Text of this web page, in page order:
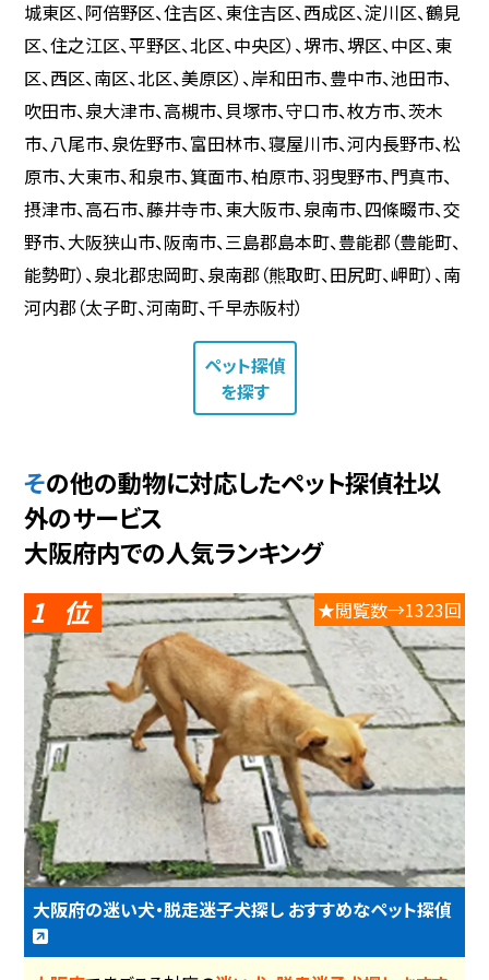
城東区、阿倍野区、住吉区、東住吉区、西成区、淀川区、鶴見
区、住之江区、平野区、北区、中央区）、堺市、堺区、中区、東
区、西区、南区、北区、美原区）、岸和田市、豊中市、池田市、
吹田市、泉大津市、高槻市、貝塚市、守口市、枚方市、茨木
市、八尾市、泉佐野市、富田林市、寝屋川市、河内長野市、松
原市、大東市、和泉市、箕面市、柏原市、羽曳野市、門真市、
摂津市、高石市、藤井寺市、東大阪市、泉南市、四條畷市、交
野市、大阪狭山市、阪南市、三島郡島本町、豊能郡（豊能町、
能勢町）、泉北郡忠岡町、泉南郡（熊取町、田尻町、岬町）、南
河内郡（太子町、河南町、千早赤阪村）
ペット探偵
を探す
その他の動物に対応したペット探偵社以
外のサービス
大阪府内での人気ランキング
1 ★閲覧数→1323回
大阪府の迷い犬・脱走迷子犬探し おすすめなペット探偵